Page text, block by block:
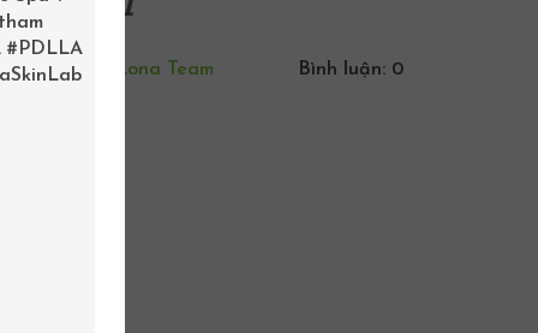
Lona Team Bình luận: 0
#PDLLA